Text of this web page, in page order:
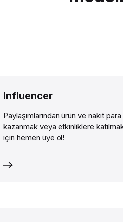
Influencer
Paylaşımlarından ürün ve nakit para
kazanmak veya etkinliklere
için hemen üye ol!